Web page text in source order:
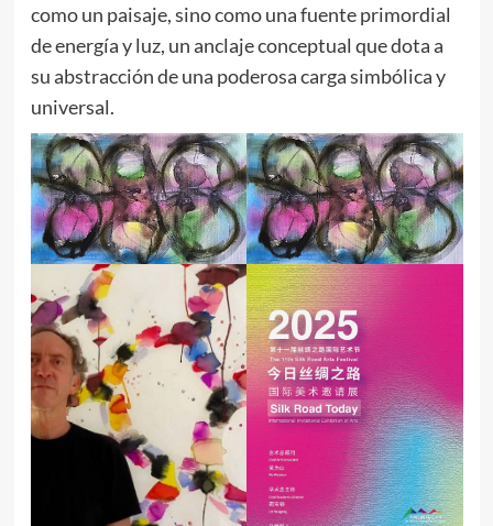
como un paisaje, sino como una fuente primordial
de energía y luz, un anclaje conceptual que dota a
su abstracción de una poderosa carga simbólica y
universal.